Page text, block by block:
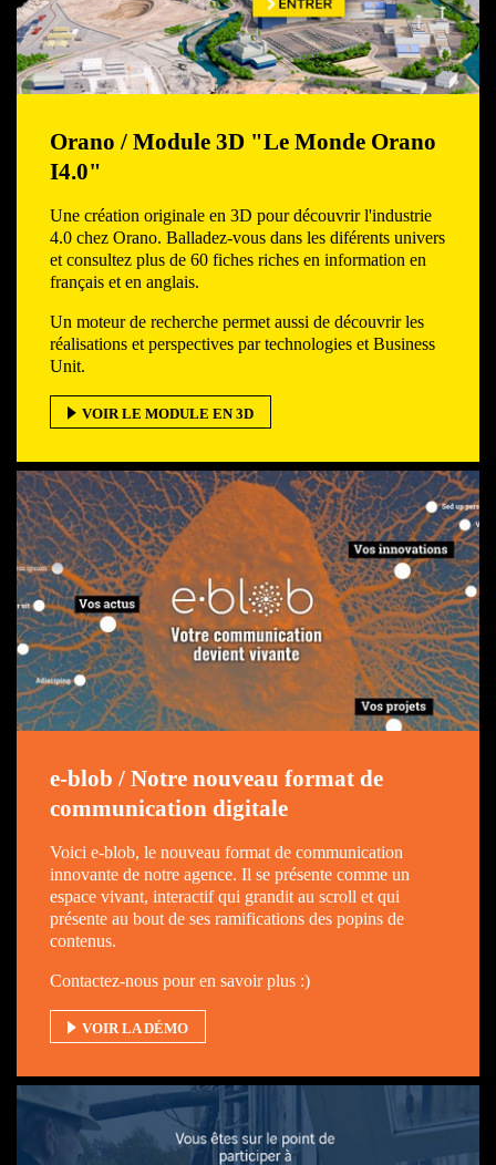
Orano / Module 3D "Le Monde Orano
I4.0"
Une création originale en 3D pour découvrir l'industrie
4.0 chez Orano. Balladez-vous dans les diférents univers
et consultez plus de 60 fiches riches en information en
français et en anglais.
Un moteur de recherche permet aussi de découvrir les
réalisations et perspectives par technologies et Business
Unit.
VOIR LE MODULE EN 3D
e-blob / Notre nouveau format de
communication digitale
Voici e-blob, le nouveau format de communication
innovante de notre agence. Il se présente comme un
espace vivant, interactif qui grandit au scroll et qui
présente au bout de ses ramifications des popins de
contenus.
Contactez-nous pour en savoir plus :)
VOIR LA DÉMO